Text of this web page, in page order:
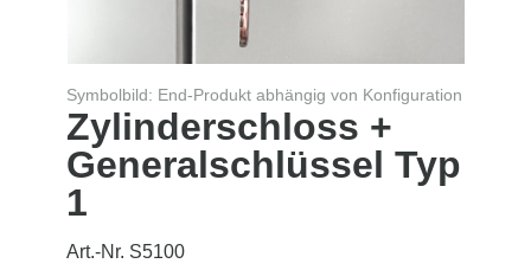
Symbolbild: End-Produkt abhängig von Konfiguration
Zylinderschloss +
Generalschlüssel Typ
1
Art.-Nr. S5100